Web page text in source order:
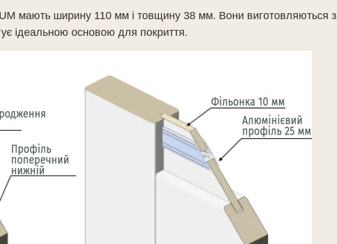
мають ширину 110 мм і товщину 38 мм. Вони виготовляються з
ідеальною основою для покриття.